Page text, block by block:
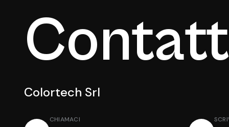
Colortech Srl
CHIAMACI